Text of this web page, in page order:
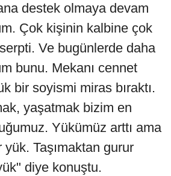
destek olmaya devam
Çok kişinin kalbine çok
Ve bugünlerde daha
bunu. Mekanı cennet
bir soyismi miras bıraktı.
yaşatmak bizim en
Yükümüz arttı ama
Taşımaktan gurur
diye konuştu.